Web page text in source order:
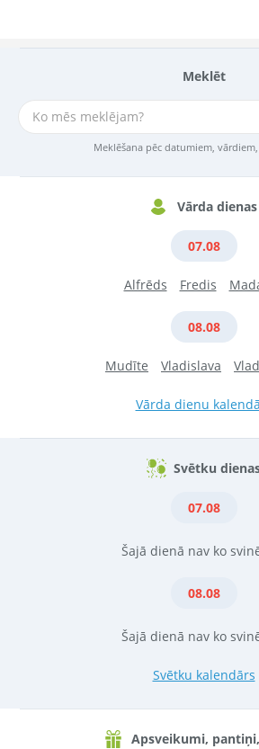
Meklēt
Meklēšana pēc datumiem,
Vārda dienas
07.08
Alfrēds Fredis
08.08
Mudīte Vladislava
Vārda dienu
Svētku
07.08
Šajā dienā nav ko
08.08
Šajā dienā nav ko
Svētku kalendārs
Apsveikumi,